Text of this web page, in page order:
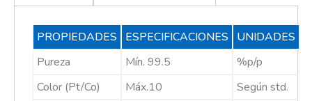
PROPIEDADES ESPECIFICACIONES
UNIDADES
Pureza
Mín. 99.5
%p/p
Color (Pt/Co)
Máx.10
Según std.